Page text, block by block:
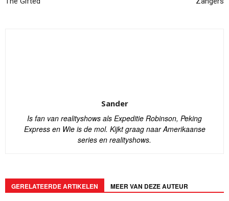
Sander
Is fan van realityshows als Expeditie Robinson, Peking
Express en Wie is de mol. Kijkt graag naar Amerikaanse
series en realityshows.
GERELATEERDE ARTIKELEN MEER VAN DEZE AUTEUR